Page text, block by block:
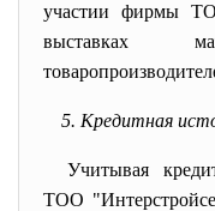
участии фирмы
выставках
5. Кредитная
Учитывая
ТОО